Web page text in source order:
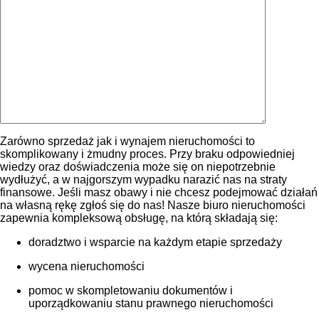
Zarówno sprzedaż jak i wynajem nieruchomości to
skomplikowany i żmudny proces. Przy braku odpowiedniej
wiedzy oraz doświadczenia może się on niepotrzebnie
wydłużyć, a w najgorszym wypadku narazić nas na straty
finansowe. Jeśli masz obawy i nie chcesz podejmować działań
na własną rękę zgłoś się do nas! Nasze biuro nieruchomości
zapewnia kompleksową obsługę, na którą składają się:
doradztwo i wsparcie na każdym etapie sprzedaży
wycena nieruchomości
pomoc w skompletowaniu dokumentów i
uporządkowaniu stanu prawnego nieruchomości